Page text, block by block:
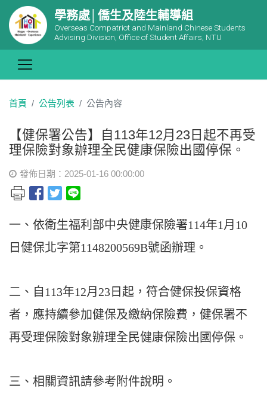
學務處│僑生及陸生輔導組
Overseas Compatriot and Mainland Chinese Students
Advising Division, Office of Student Affairs, NTU
首頁 公告列表 公告內容
【健保署公告】自113年12月23日起不再受
理保險對象辦理全民健康保險出國停保。
發佈日期：2025-01-16 00:00:00
一、依衛生福利部中央健康保險署114年1月10
日健保北字第1148200569B號函辦理。
二、 自113年12月23日起，符合健保投保資格
者，應持續參加健保及繳納保險費，健保署不
再受理保險對象辦理全民健康保險出國停保。
三 、相關資訊請參考附件說明 。